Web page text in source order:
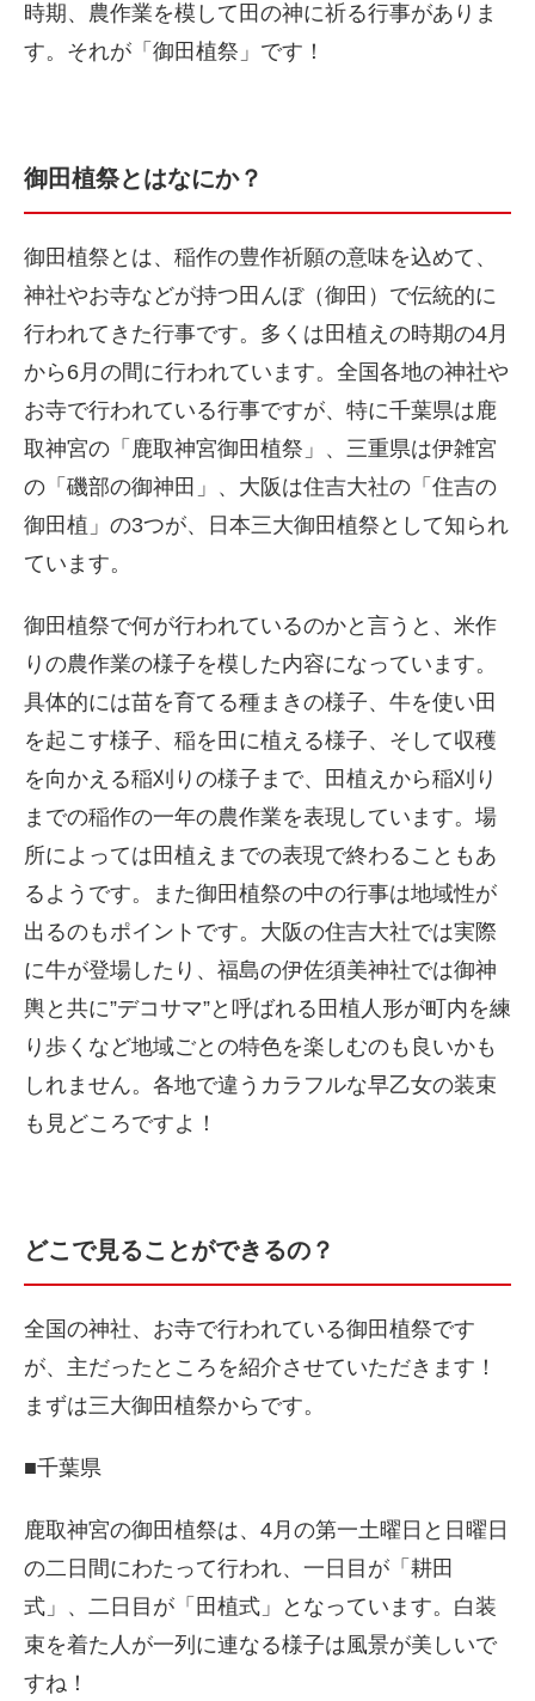
時期、農作業を模して田の神に祈る行事がありま
す。それが「御田植祭」です！
御田植祭とはなにか？
御田植祭とは、稲作の豊作祈願の意味を込めて、
神社やお寺などが持つ田んぼ（御田）で伝統的に
行われてきた行事です。多くは田植えの時期の4月
から6月の間に行われています。全国各地の神社や
お寺で行われている行事ですが、特に千葉県は鹿
取神宮の「鹿取神宮御田植祭」、三重県は伊雑宮
の「磯部の御神田」、大阪は住吉大社の「住吉の
御田植」の3つが、日本三大御田植祭として知られ
ています。
御田植祭で何が行われているのかと言うと、米作
りの農作業の様子を模した内容になっています。
具体的には苗を育てる種まきの様子、牛を使い田
を起こす様子、稲を田に植える様子、そして収穫
を向かえる稲刈りの様子まで、田植えから稲刈り
までの稲作の一年の農作業を表現しています。場
所によっては田植えまでの表現で終わることもあ
るようです。また御田植祭の中の行事は地域性が
出るのもポイントです。大阪の住吉大社では実際
に牛が登場したり、福島の伊佐須美神社では御神
輿と共に”デコサマ”と呼ばれる田植人形が町内を練
り歩くなど地域ごとの特色を楽しむのも良いかも
しれません。各地で違うカラフルな早乙女の装束
も見どころですよ！
どこで見ることができるの？
全国の神社、お寺で行われている御田植祭です
が、主だったところを紹介させていただきます！
まずは三大御田植祭からです。
■千葉県
鹿取神宮の御田植祭は、4月の第一土曜日と日曜日
の二日間にわたって行われ、一日目が「耕田
式」、二日目が「田植式」となっています。白装
束を着た人が一列に連なる様子は風景が美しいで
すね！